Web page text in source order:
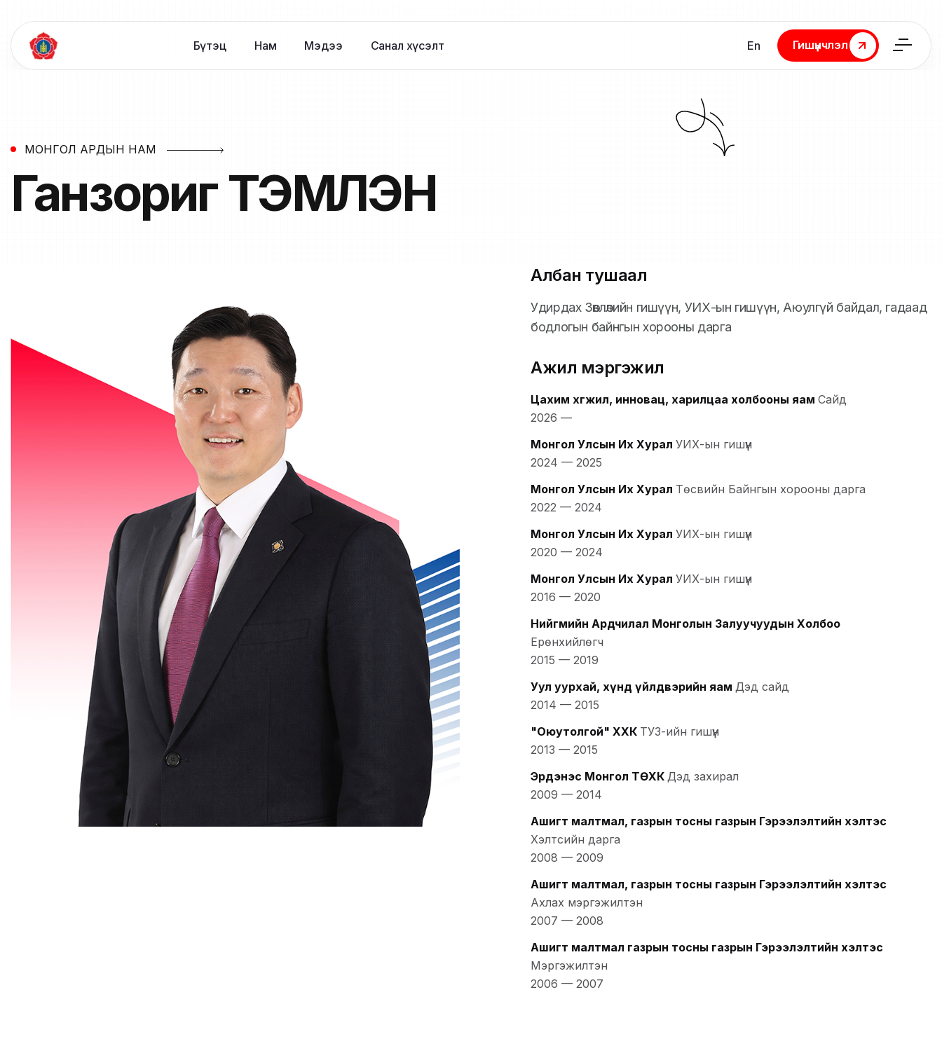
Бүтэц Нам Мэдээ Санал хүсэлт En
Гишүүнчлэл
Гишүүнчлэл
МОНГОЛ АРДЫН НАМ
Ганзориг ТЭМҮҮЛЭН
Албан тушаал
Удирдах Зөвлөлийн гишүүн, УИХ-ын гишүүн, Аюулгүй байдал, гадаад
бодлогын байнгын хорооны дарга
Ажил мэргэжил
Цахим хөгжил, инновац, харилцаа холбооны яам Сайд
2026 —
Монгол Улсын Их Хурал УИХ-ын гишүүн
2024 — 2025
Монгол Улсын Их Хурал Төсвийн Байнгын хорооны дарга
2022 — 2024
Монгол Улсын Их Хурал УИХ-ын гишүүн
2020 — 2024
Монгол Улсын Их Хурал УИХ-ын гишүүн
2016 — 2020
Нийгмийн Ардчилал Монголын Залуучуудын Холбоо
Ерөнхийлөгч
2015 — 2019
Уул уурхай, хүнд үйлдвэрийн яам Дэд сайд
2014 — 2015
"Оюутолгой" ХХК ТУЗ-ийн гишүүн
2013 — 2015
Эрдэнэс Монгол ТӨХК Дэд захирал
2009 — 2014
Ашигт малтмал, газрын тосны газрын Гэрээлэлтийн хэлтэс
Хэлтсийн дарга
2008 — 2009
Ашигт малтмал, газрын тосны газрын Гэрээлэлтийн хэлтэс
Ахлах мэргэжилтэн
2007 — 2008
Ашигт малтмал газрын тосны газрын Гэрээлэлтийн хэлтэс
Мэргэжилтэн
2006 — 2007